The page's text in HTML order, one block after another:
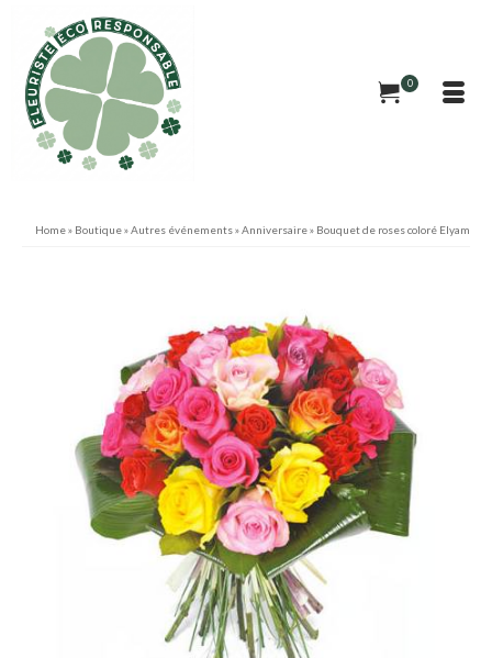
0
Home» Boutique»Autres événements»Anniversaire» Bouquet de roses coloré Elyam